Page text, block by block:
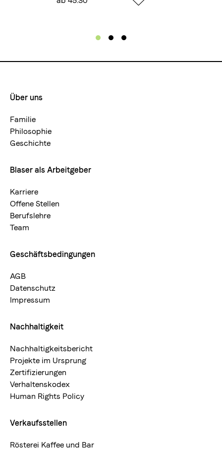
Footermenue-
neu
Über uns
Familie
Philosophie
Geschichte
Blaser als Arbeitgeber
Karriere
Offene Stellen
Berufslehre
Team
Geschäftsbedingungen
AGB
Datenschutz
Impressum
Nachhaltigkeit
Nachhaltigkeitsbericht
Projekte im Ursprung
Zertifizierungen
Verhaltenskodex
Human Rights Policy
Verkaufsstellen
Rösterei Kaffee und Bar